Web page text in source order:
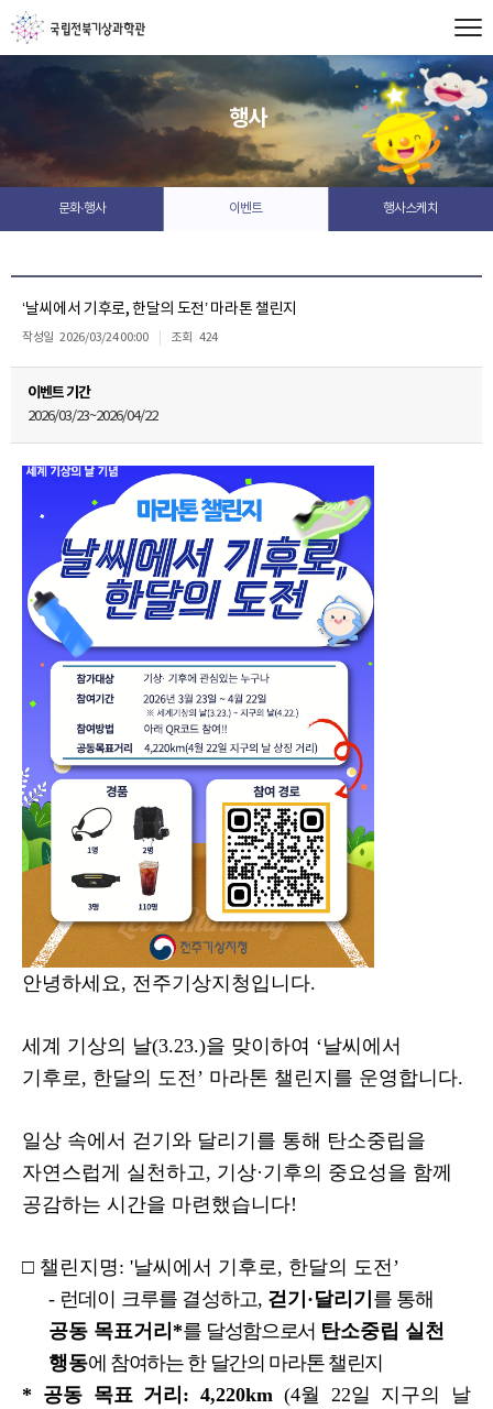
행사
문화·행사 이벤트 행사스케치
‘날씨에서 기후로, 한달의 도전’ 마라톤 챌린지
작성일 2026/03/24 00:00 조회 424
이벤트 기간
2026/03/23~2026/04/22
안녕하세요 , 전주기상지청입니다.
세계 기상의 날(3.23.)을 맞이하여 ‘날씨에서
기후로 , 한달의 도전 ’ 마라톤 챌린지를 운영합니다.
일상 속에서 걷기와 달리기를 통해 탄소중립을
자연스럽게 실천하고 , 기상·기후의 중요성을 함께
공감하는 시간을 마련했습니다!
□ 챌린지명: '날씨에서 기후로 , 한달의 도전 ’
- 런데이 크루를 결성하고, 걷기 ·달리기 를 통해
공동 목표거리 *를 달성함으로서 탄소중립 실천
행동에 참여하는 한 달간의 마라톤 챌린지
* 공동 목표 거리 : 4,220km (4월 22일 지구의 날